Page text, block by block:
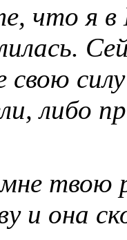
что я в
свою
либо
твою
и она